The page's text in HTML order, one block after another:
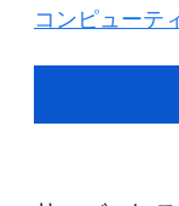
コンピューテ